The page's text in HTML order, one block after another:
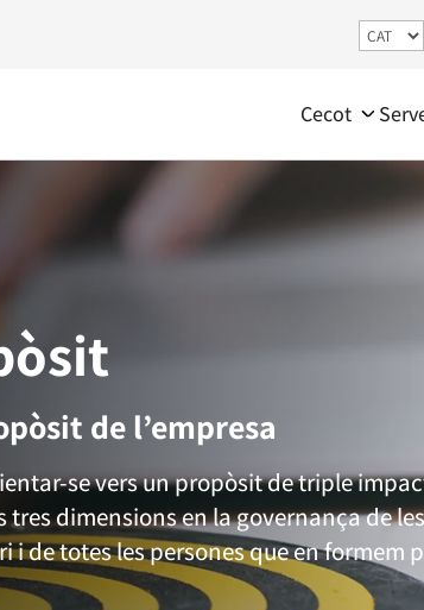
Cecot
de l’empresa
se vers un propòsit de triple
dimensions en la governança de
de totes les persones que en formem